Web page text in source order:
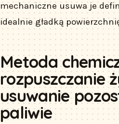
mechaniczne usuwa je
idealnie gładką
Metoda
rozpuszczanie
usuwanie
paliwie